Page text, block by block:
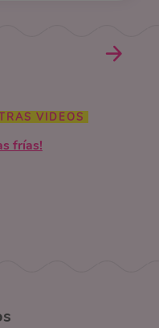
VIDEOS
frías!